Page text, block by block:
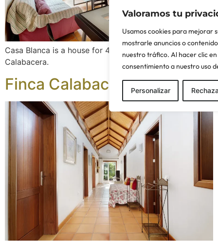
Valoramos tu
Usamos cookies para mejorar
mostrarle anuncios o
nuestro tráfico. Al hacer clic en
consentimiento a nuestro uso
Personalizar
Casa Blanca is a house for 4 people within the Finca La
Calabacera.
Finca Calabacera Amarilla